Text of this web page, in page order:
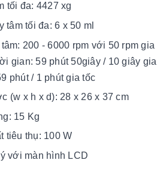
tối đa: 4427 xg
tâm tối đa: 6 x 50 ml
200 - 6000 rpm với 50 rpm gia
59 phút 50giây / 10 giây gia
phút / 1 phút gia tốc
(w x h x d): 28 x 26 x 37 cm
15 Kg
tiêu thụ: 100 W
với màn hình LCD